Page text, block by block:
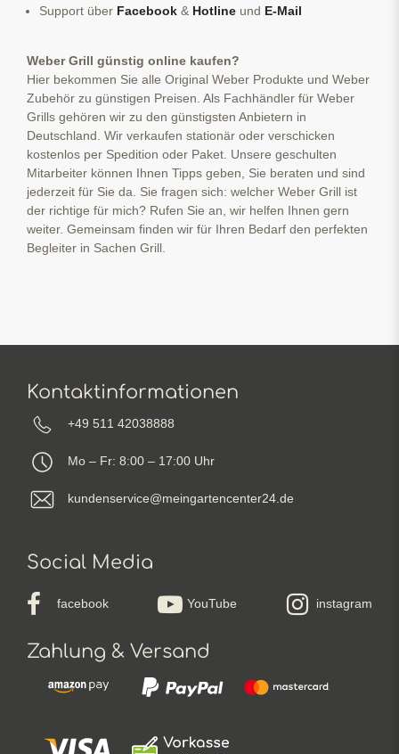
Support über Facebook & Hotline und E-Mail
Weber Grill günstig online kaufen?
Hier bekommen Sie alle Original Weber Produkte und Weber
Zubehör zu günstigen Preisen. Als Fachhändler für Weber
Grills gehören wir zu den günstigsten Anbietern in
Deutschland. Wir verkaufen stationär oder verschicken
kostenlos per Spedition oder Paket. Unsere geschulten
Mitarbeiter können Ihnen Tipps geben, Sie beraten und sind
jederzeit für Sie da. Sie fragen sich: welcher Weber Grill ist
der richtige für mich? Rufen Sie an, wir helfen Ihnen gern
weiter. Gemeinsam finden wir für Ihren Bedarf den perfekten
Begleiter in Sachen Grill.
Kontaktinformationen
+49 511 42038888
Mo – Fr: 8:00 – 17:00 Uhr
kundenservice@meingartencenter24.de
Social Media
facebook YouTube instagram
Zahlung & Versand